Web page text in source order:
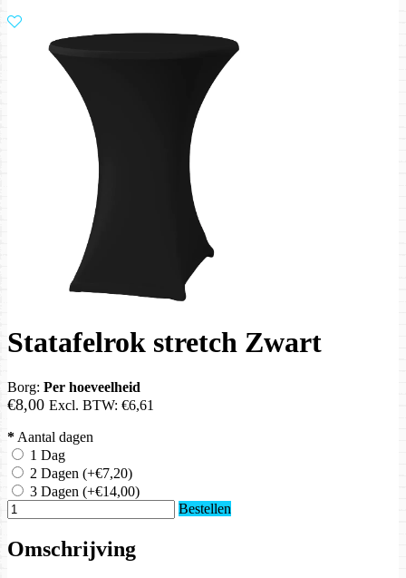
Statafelrok stretch Zwart
Borg: Per hoeveelheid
€8,00 Excl. BTW: €6,61
* Aantal dagen
1 Dag
2 Dagen (+€7,20)
3 Dagen (+€14,00)
Bestellen
Omschrijving